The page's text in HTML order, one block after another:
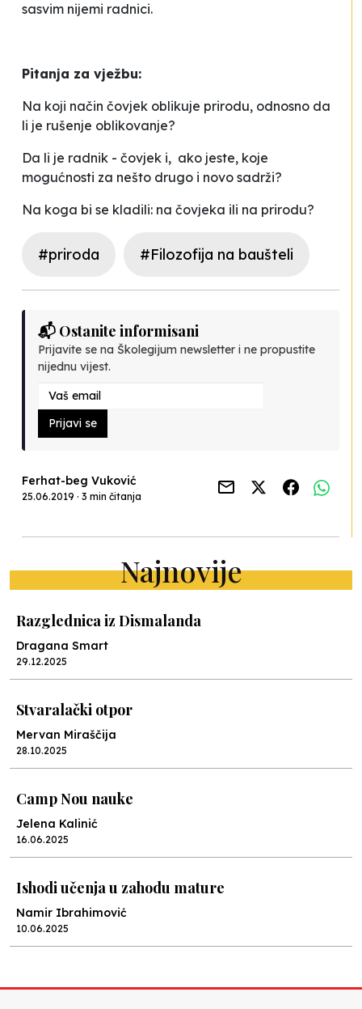
sasvim nijemi radnici.
Pitanja za vježbu:
Na koji način čovjek oblikuje prirodu, odnosno da
li je rušenje oblikovanje?
Da li je radnik - čovjek i, ako jeste, koje
mogućnosti za nešto drugo i novo sadrži?
Na koga bi se kladili: na čovjeka ili na prirodu?
#priroda #Filozofija na baušteli
📬 Ostanite informisani
Prijavite se na Školegijum newsletter i ne propustite
nijednu vijest.
Prijavi se
Ferhat-beg Vuković
25.06.2019 · 3 min čitanja
Najnovije
Razglednica iz Dismalanda
Dragana Smart
29.12.2025
Stvaralački otpor
Mervan Miraščija
28.10.2025
Camp Nou nauke
Jelena Kalinić
16.06.2025
Ishodi učenja u zahodu mature
Namir Ibrahimović
10.06.2025